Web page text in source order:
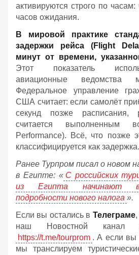
активируются строго по
часов ожидания.
В мировой практике
задержки рейса (Flight
минут от времени,
Этот показатель
авиационные ведомства
Федеральное управление
США считает: если самолёт
секунд позже расписания,
считается выполненным
Performance). Всё, что позже
классифицируется как задержка.
Ранее Турпром писал о новом
в Египте:« С российских
из Египта начинают
подробности нового налога ».
Если вы остались в Телеграме,
наш Новостной
https://t.me/tourprom . А если вы
мы транслируем